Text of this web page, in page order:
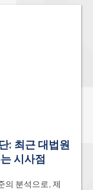
: 최근 대법원
시사점
의 분석으로, 제